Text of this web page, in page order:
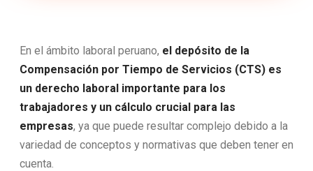
En el ámbito laboral peruano, el depósito de la
Compensación por Tiempo de Servicios (CTS) es
un derecho laboral importante para los
trabajadores y un cálculo crucial para las
empresas, ya que puede resultar complejo debido a la
variedad de conceptos y normativas que deben tener en
cuenta.